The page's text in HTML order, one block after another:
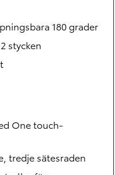
180 grader
stycken
One touch-
tredje sätesraden